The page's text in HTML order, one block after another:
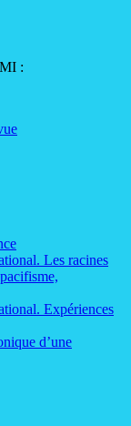
:
Les racines
Expériences
d’une